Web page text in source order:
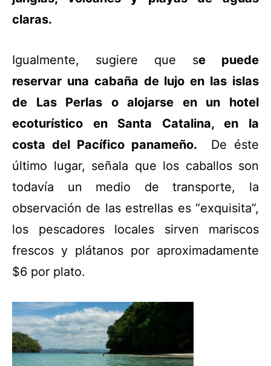
claras.
Igualmente, sugiere que se puede
reservar una cabaña de lujo en las islas
de Las Perlas o alojarse en un hotel
ecoturístico en Santa Catalina, en la
costa del Pacífico panameño. De éste
último lugar, señala que los caballos son
todavía un medio de transporte, la
observación de las estrellas es “exquisita”,
los pescadores locales sirven mariscos
frescos y plátanos por aproximadamente
$6 por plato.